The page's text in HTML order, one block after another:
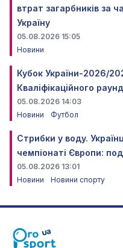
втрат загарбників за
Україну
05.08.2026 15:05
Новини
Кубок України-2026/
Кваліфікаційного
05.08.2026 14:03
Новини
Футбол
Стрибки у воду.
чемпіонаті Європи:
05.08.2026 13:01
Новини
Новини спорту